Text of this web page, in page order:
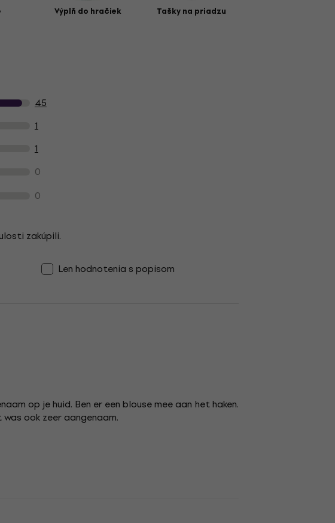
Výplň do hračiek Tašky na priadzu
45
1
1
0
0
zakúpili.
Len hodnotenia s popisom
op je huid. Ben er een blouse mee aan het haken.
ook zeer aangenaam.